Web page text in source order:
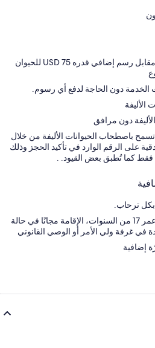
يُسمَح بالحيوانات الأليفة مقابل رسم إضافي قدره USD 75 للحيوان
دون الحاجة لدفع أي رسوم.
دون مرافق
باصطحاب الحيوانات الأليفة من خلال
على الرقم الوارد في تأكيد الحجز وذلك
كما تُطبق بعض القيود. .
ترحاب.
يُمكن لطفل واحد، حتى عمر 17 من السنوات، الإقامة مجانًا في حالة
في غرفة ولي الأمر أو الوصي القانوني
إضافية